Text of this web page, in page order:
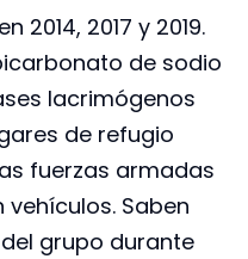
2014, 2017 y 2019.
de sodio
lacrimógenos
de refugio
fuerzas armadas
Saben
grupo durante